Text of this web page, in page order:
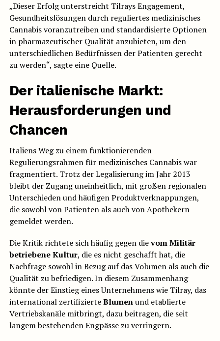
„Dieser Erfolg unterstreicht Tilrays Engagement,
Gesundheitslösungen durch reguliertes medizinisches
Cannabis voranzutreiben und standardisierte Optionen
in pharmazeutischer Qualität anzubieten, um den
unterschiedlichen Bedürfnissen der Patienten gerecht
zu werden“, sagte eine Quelle.
Der italienische Markt:
Herausforderungen und
Chancen
Italiens Weg zu einem funktionierenden
Regulierungsrahmen für medizinisches Cannabis war
fragmentiert. Trotz der Legalisierung im Jahr 2013
bleibt der Zugang uneinheitlich, mit großen regionalen
Unterschieden und häufigen Produktverknappungen,
die sowohl von Patienten als auch von Apothekern
gemeldet werden.
Die Kritik richtete sich häufig gegen dievom Militär
betriebene Kultur, die es nicht geschafft hat, die
Nachfrage sowohl in Bezug auf das Volumen als auch die
Qualität zu befriedigen. In diesem Zusammenhang
könnte der Einstieg eines Unternehmens wie Tilray, das
international zertifizierteBlumenund etablierte
Vertriebskanäle mitbringt, dazu beitragen, die seit
langem bestehenden Engpässe zu verringern.